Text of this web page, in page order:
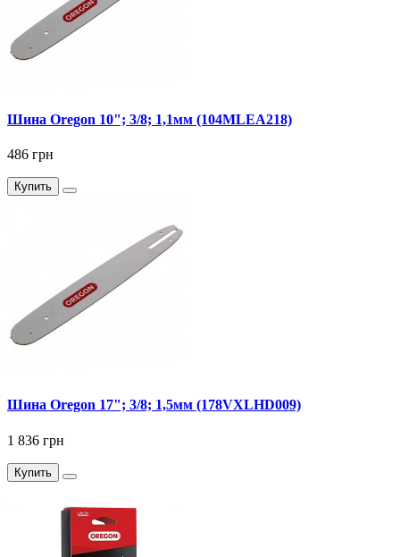
Шина Oregon 10"; 3/8; 1,1мм (104MLEA218)
486 грн
Купить
Шина Oregon 17"; 3/8; 1,5мм (178VXLHD009)
1 836 грн
Купить